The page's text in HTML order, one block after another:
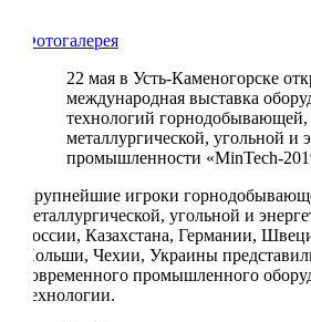
Фотогалерея
22 мая в Усть-Каменогорске
международная выставка
технологий горнодобывающей,
металлургической, угольной и
промышленности «MinTech-
Крупнейшие игроки
металлургической, угольной и
России, Казахстана, Германии,
Польши, Чехии, Украины
современного промышленного
технологии.